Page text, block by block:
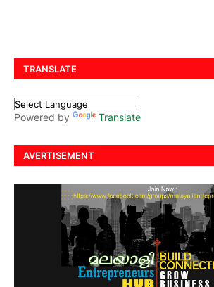
TRANSLATE
Powered by Translate
AVERTISEMENT